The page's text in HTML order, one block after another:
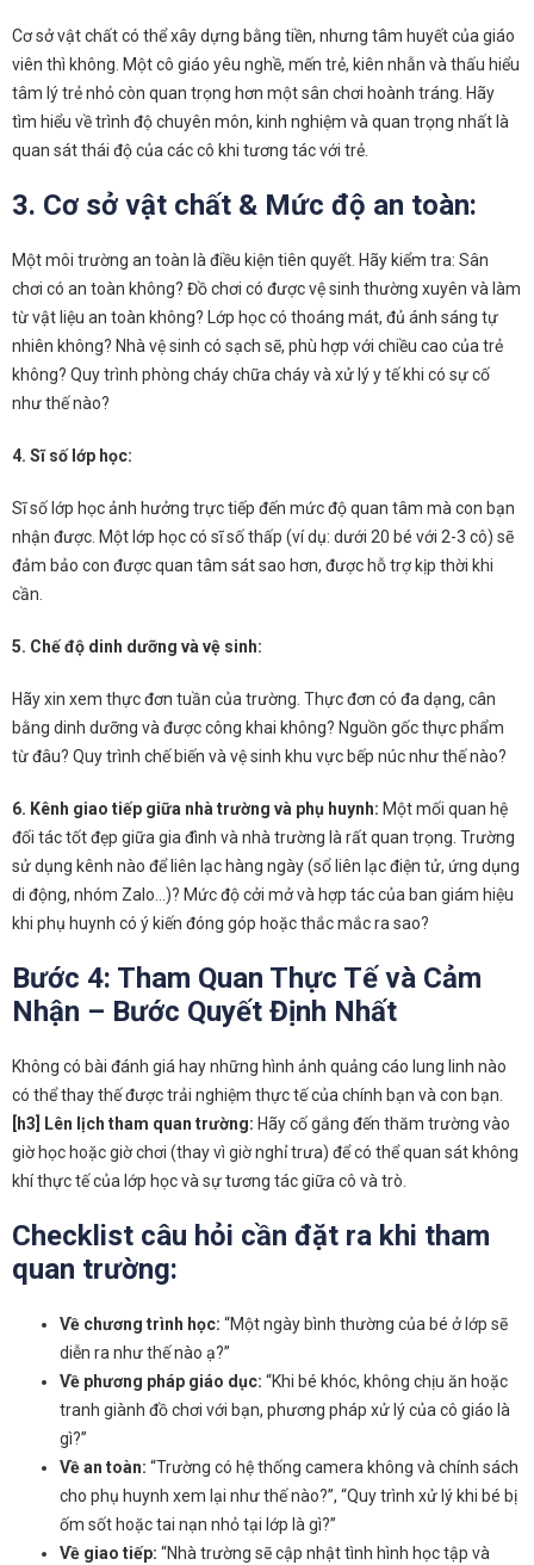
Cơ sở vật chất có thể xây dựng bằng tiền, nhưng tâm huyết của giáo
viên thì không. Một cô giáo yêu nghề, mến trẻ, kiên nhẫn và thấu hiểu
tâm lý trẻ nhỏ còn quan trọng hơn một sân chơi hoành tráng. Hãy
tìm hiểu về trình độ chuyên môn, kinh nghiệm và quan trọng nhất là
quan sát thái độ của các cô khi tương tác với trẻ.
3. Cơ sở vật chất & Mức độ an toàn:
Một môi trường an toàn là điều kiện tiên quyết. Hãy kiểm tra: Sân
chơi có an toàn không? Đồ chơi có được vệ sinh thường xuyên và làm
từ vật liệu an toàn không? Lớp học có thoáng mát, đủ ánh sáng tự
nhiên không? Nhà vệ sinh có sạch sẽ, phù hợp với chiều cao của trẻ
không? Quy trình phòng cháy chữa cháy và xử lý y tế khi có sự cố
như thế nào?
4. Sĩ số lớp học:
Sĩ số lớp học ảnh hưởng trực tiếp đến mức độ quan tâm mà con bạn
nhận được. Một lớp học có sĩ số thấp (ví dụ: dưới 20 bé với 2-3 cô) sẽ
đảm bảo con được quan tâm sát sao hơn, được hỗ trợ kịp thời khi
cần.
5. Chế độ dinh dưỡng và vệ sinh:
Hãy xin xem thực đơn tuần của trường. Thực đơn có đa dạng, cân
bằng dinh dưỡng và được công khai không? Nguồn gốc thực phẩm
từ đâu? Quy trình chế biến và vệ sinh khu vực bếp núc như thế nào?
6. Kênh giao tiếp giữa nhà trường và phụ huynh: Một mối quan hệ
đối tác tốt đẹp giữa gia đình và nhà trường là rất quan trọng. Trường
sử dụng kênh nào để liên lạc hàng ngày (sổ liên lạc điện tử, ứng dụng
di động, nhóm Zalo…)? Mức độ cởi mở và hợp tác của ban giám hiệu
khi phụ huynh có ý kiến đóng góp hoặc thắc mắc ra sao?
Bước 4: Tham Quan Thực Tế và Cảm
Nhận – Bước Quyết Định Nhất
Không có bài đánh giá hay những hình ảnh quảng cáo lung linh nào
có thể thay thế được trải nghiệm thực tế của chính bạn và con bạn.
[h3] Lên lịch tham quan trường: Hãy cố gắng đến thăm trường vào
giờ học hoặc giờ chơi (thay vì giờ nghỉ trưa) để có thể quan sát không
khí thực tế của lớp học và sự tương tác giữa cô và trò.
Checklist câu hỏi cần đặt ra khi tham
quan trường:
Về chương trình học: “Một ngày bình thường của bé ở lớp sẽ
diễn ra như thế nào ạ?”
Về phương pháp giáo dục: “Khi bé khóc, không chịu ăn hoặc
tranh giành đồ chơi với bạn, phương pháp xử lý của cô giáo là
gì?”
Về an toàn: “Trường có hệ thống camera không và chính sách
cho phụ huynh xem lại như thế nào?”, “Quy trình xử lý khi bé bị
ốm sốt hoặc tai nạn nhỏ tại lớp là gì?”
Về giao tiếp: “Nhà trường sẽ cập nhật tình hình học tập và